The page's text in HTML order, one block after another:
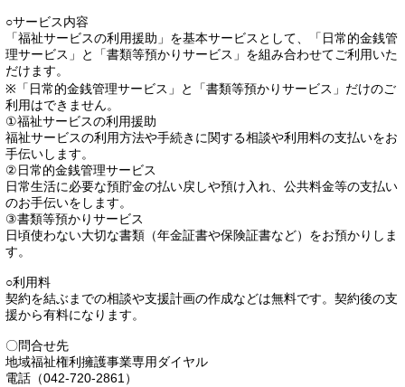
○サービス内容
「福祉サービスの利用援助」を基本サービスとして、「日常的金銭管
理サービス」と「書類等預かりサービス」を組み合わせてご利用いた
だけます。
※「日常的金銭管理サービス」と「書類等預かりサービス」だけのご
利用はできません。
①福祉サービスの利用援助
福祉サービスの利用方法や手続きに関する相談や利用料の支払いをお
手伝いします。
②日常的金銭管理サービス
日常生活に必要な預貯金の払い戻しや預け入れ、公共料金等の支払い
のお手伝いをします。
③書類等預かりサービス
日頃使わない大切な書類（年金証書や保険証書など）をお預かりしま
す。
○利用料
契約を結ぶまでの相談や支援計画の作成などは無料です。契約後の支
援から有料になります。
〇問合せ先
地域福祉権利擁護事業専用ダイヤル
電話（042-720-2861）